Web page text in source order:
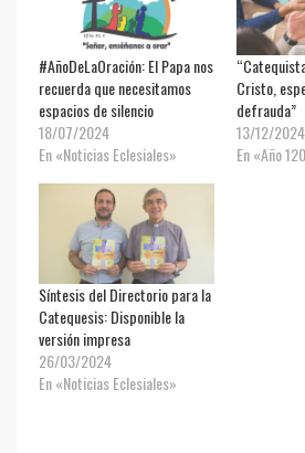
#AñoDeLaOración: El Papa nos
recuerda que necesitamos
espacios de silencio
18/07/2024
En «Noticias Eclesiales»
Cristo,
defrauda”
13/12/2024
En «Año
Síntesis del Directorio para la
Catequesis: Disponible la
versión impresa
26/03/2024
En «Noticias Eclesiales»